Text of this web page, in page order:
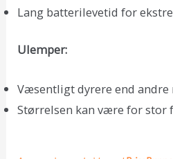
Lang batterilevetid for
Ulemper:
Væsentligt dyrere end andre
Størrelsen kan være for stor